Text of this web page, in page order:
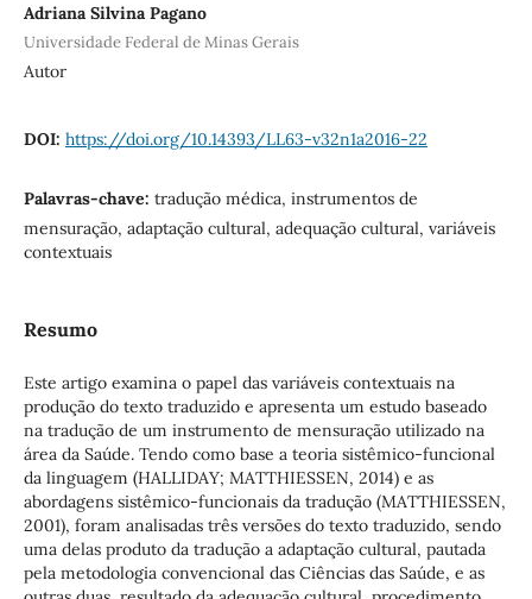
Adriana Silvina Pagano
Universidade Federal de Minas Gerais
Autor
DOI: https://doi.org/10.14393/LL63-v32n1a2016-22
Palavras-chave: tradução médica, instrumentos de
mensuração, adaptação cultural, adequação cultural, variáveis
contextuais
Resumo
Este artigo examina o papel das variáveis contextuais na
produção do texto traduzido e apresenta um estudo baseado
na tradução de um instrumento de mensuração utilizado na
área da Saúde. Tendo como base a teoria sistêmico-funcional
da linguagem (HALLIDAY; MATTHIESSEN, 2014) e as
abordagens sistêmico-funcionais da tradução (MATTHIESSEN,
2001), foram analisadas três versões do texto traduzido, sendo
uma delas produto da tradução a adaptação cultural, pautada
pela metodologia convencional das Ciências das Saúde, e as